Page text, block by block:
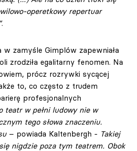
operetkowy repertuar
.
w zamyśle Gimplów zapewniała
zrodziła egalitarny fenomen. Na
prócz rozrywki sycącej
to, co często z trudem
profesjonalnych
teatr w pełni ludowy nie w
tego słowa znaczeniu.
– powiada Kaltenbergh - Takiej
nigdzie poza tym teatrem. Obok